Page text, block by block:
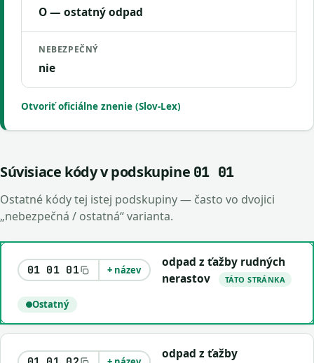
O — ostatný odpad
NEBEZPEČNÝ
nie
Otvoriť oficiálne znenie (Slov-Lex)
Súvisiace kódy v podskupine 01 01
Ostatné kódy tej istej podskupiny — často vo dvojici
„nebezpečná / ostatná“ varianta.
01 01 01 + název
odpad z ťažby rudných
nerastov
TÁTO STRÁNKA
Ostatný
odpad z ťažby